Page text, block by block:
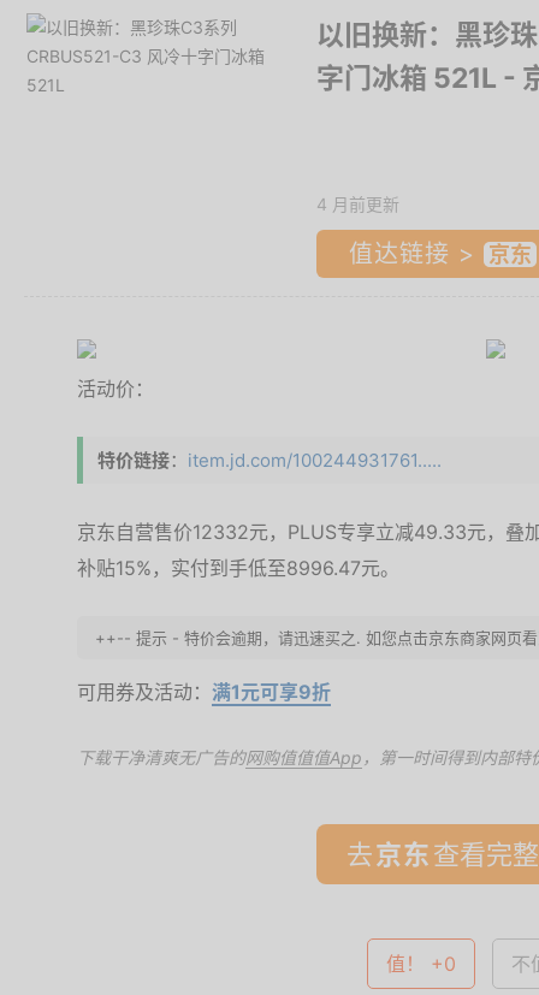
以旧换新：黑珍
字门冰箱 521L -
4 月前更新
值达链接 >
活动价：
特价链接： item.jd.com/100244931761.....
京东自营售价12332元，PLUS专享立减49.33元，叠
补贴15%，实付到手低至8996.47元。
++-- 提示 - 特价会逾期，请迅速买之. 如您点击京东商家网页
可用券及活动： 满1元可享9折
下载干净清爽无广告的网购值值值App ，第一时间得到内部特
去 查看完
值！ +0 不